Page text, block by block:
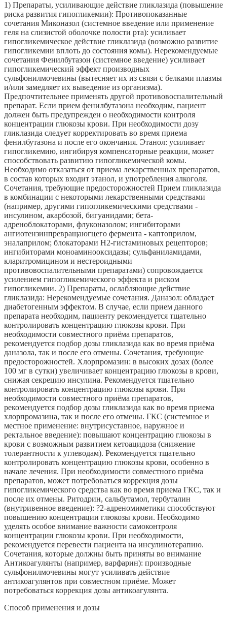
1) Препараты, усиливающие действие гликлазида (повышение
риска развития гипогликемии): Противопоказанные
сочетания Миконазол (системное введение или применение
геля на слизистой оболочке полости рта): усиливает
гипогликемическое действие гликлазида (возможно развитие
гипогликемии вплоть до состояния комы). Нерекомендуемые
сочетания Фенилбутазон (системное введение) усиливает
гипогликемический эффект производных
сульфонилмочевины (вытесняет их из связи с белками плазмы
и/или замедляет их выведение из организма).
Предпочтительнее применять другой противовоспалительный
препарат. Если прием фенилбутазона необходим, пациент
должен быть предупрежден о необходимости контроля
концентрации глюкозы крови. При необходимости дозу
гликлазида следует корректировать во время приема
фенилбутазона и после его окончания. Этанол: усиливает
гипогликемию, ингибируя компенсаторные реакции, может
способствовать развитию гипогликемической комы.
Необходимо отказаться от приема лекарственных препаратов,
в состав которых входит этанол, и употребления алкоголя.
Сочетания, требующие предосторожностей Прием гликлазида
в комбинации с некоторыми лекарственными средствами
(например, другими гипогликемическими средствами -
инсулином, акарбозой, бигуанидами; бета-
адреноблокаторами, флуконазолом; ингибиторами
ангиотензинпревращаюгцего фермента - каптоприлом,
эналаприлом; блокаторами Н2-гистаминовых рецепторов;
ингибиторами моноаминооксидазы; сульфаниламидами,
кларитромицином и нестероидными
противовоспалительными препаратами) сопровождается
усилением гипогликемического эффекта и риском
гипогликемии. 2) Препараты, ослабляющие действие
гликлазида: Нерекомендуемые сочетания. Даназол: обладает
диабетогенным эффектом. В случае, если прием данного
препарата необходим, пациенту рекомендуется тщательно
контролировать концентрацию глюкозы крови. При
необходимости совместного приёма препаратов,
рекомендуется подбор дозы гликлазида как во время приёма
даназола, так и после его отмены. Сочетания, требующие
предосторожностей. Хлорпромазин: в высоких дозах (более
100 мг в сутки) увеличивает концентрацию глюкозы в крови,
снижая секрецию инсулина. Рекомендуется тщательно
контролировать концентрацию глюкозы крови. При
необходимости совместного приёма препаратов,
рекомендуется подбор дозы гликлазида как во время приема
хлорпромазина, так и после его отмены. ГКС (системное и
местное применение: внутрисуставное, наружное и
ректальное введение): повышают концентрацию глюкозы в
крови с возможным развитием кетоацидоза (снижение
толерантности к углеводам). Рекомендуется тщательно
контролировать концентрацию глюкозы крови, особенно в
начале лечения. При необходимости совместного приёма
препаратов, может потребоваться коррекция дозы
гипогликемического средства как во время приема ГКС, так и
после их отмены. Ритодрин, сальбутамол, тербуталин
(внутривенное введение): ?2-адреномиметики способствуют
повышению концентрации глюкозы крови. Необходимо
уделять особое внимание важности самоконтроля
концентрации глюкозы крови. При необходимости,
рекомендуется перевести пациента на инсулинотерапию.
Сочетания, которые должны быть приняты во внимание
Антикоагулянты (например, варфарин): производные
сульфонилмочевины могут усиливать действие
антикоагулянтов при совместном приёме. Может
потребоваться коррекция дозы антикоагулянта.
Способ применения и дозы